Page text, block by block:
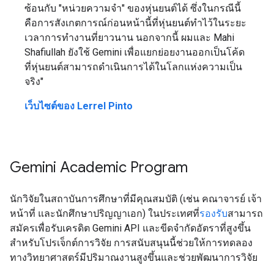
ซ้อนกับ "หน่วยความจำ" ของหุ่นยนต์ได้ ซึ่งในกรณีนี้
คือการสังเกตการณ์ก่อนหน้านี้ที่หุ่นยนต์ทำไว้ในระยะ
เวลาการทำงานที่ยาวนาน นอกจากนี้ ผมและ Mahi
Shafiullah ยังใช้ Gemini เพื่อแยกย่อยงานออกเป็นโค้ด
ที่หุ่นยนต์สามารถดำเนินการได้ในโลกแห่งความเป็น
จริง"
เว็บไซต์ของ Lerrel Pinto
Gemini Academic Program
นักวิจัยในสถาบันการศึกษาที่มีคุณสมบัติ (เช่น คณาจารย์ เจ้า
หน้าที่ และนักศึกษาปริญญาเอก) ในประเทศที่รองรับสามารถ
สมัครเพื่อรับเครดิต Gemini API และขีดจำกัดอัตราที่สูงขึ้น
สำหรับโปรเจ็กต์การวิจัย การสนับสนุนนี้ช่วยให้การทดลอง
ทางวิทยาศาสตร์มีปริมาณงานสูงขึ้นและช่วยพัฒนาการวิจัย